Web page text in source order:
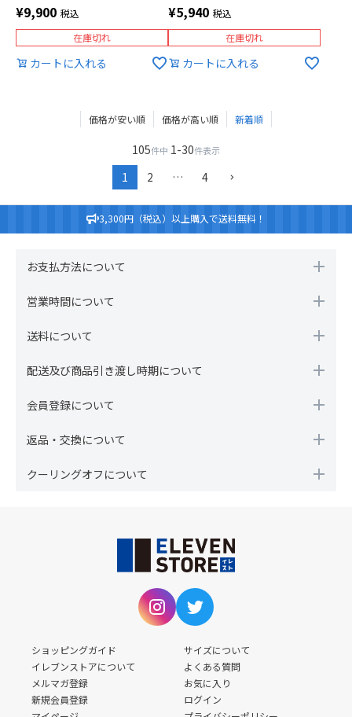
¥9,900 税込
在庫切れ
カートに入れる
¥5,940 税込
在庫切れ
カートに入れる
価格が安い順 価格が高い順 新着順
105件中 1-30件表示
1 2 … 4
3,300円（税込）以上購入で送料無料！
お支払方法について
営業時間について
送料について
配送及び商品引き渡し時期について
会員登録について
返品・交換について
クーリングオフについて
ショッピングガイド
サイズについて
イレブンストアについて
よくある質問
メルマガ登録
お気に入り
新規会員登録
ログイン